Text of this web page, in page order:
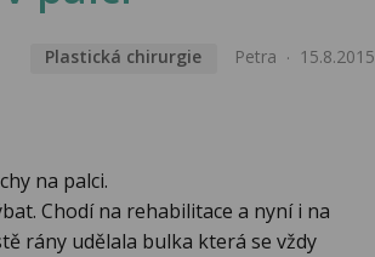
Plastická chirurgie Petra 15.8.2015
na palci.
Chodí na rehabilitace a nyní i na
rány udělala bulka která se vždy